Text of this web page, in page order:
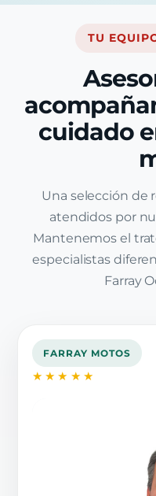
TU
cuidado
Una selección de
atendidos por
Mantenemos el
especialistas
Farray
FARRAY MOTOS
★★★★★